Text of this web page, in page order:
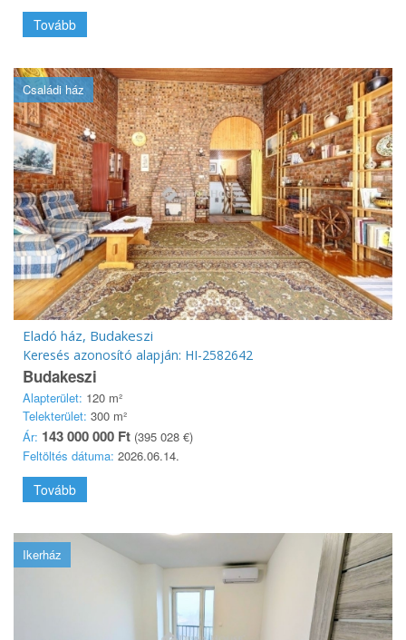
Tovább
Családi ház
Eladó ház, Budakeszi
Keresés azonosító alapján: HI-2582642
Budakeszi
Alapterület: 120 m²
Telekterület: 300 m²
Ár: 143 000 000 Ft (395 028 €)
Feltöltés dátuma: 2026.06.14.
Tovább
Ikerház